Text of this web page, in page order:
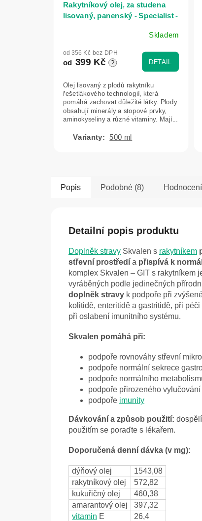
Rakytníkový olej, za studena
lisovaný, panenský - Specialist -
produktu
je
z
5
hvězdiček.
Skladem
od 356 Kč bez DPH
od 399 Kč ? DETAIL
Olej lisovaný z plodů rakytníku
řešetlákového technologií, která
pomáhá zachovat důležité látky. Plody
obsahují minerály a stopové prvky,
aminokyseliny a různé vitaminy. Mají...
500 ml
Popis Podobné (8) Hodnocení
Detailní popis produktu
Doplněk stravy Skvalen s rakytníkem
střevní prostředí a přispívá k
komplex Skvalen – GIT s rakytníkem
vyráběných podle jedinečných
doplněk stravy k podpoře při
kolitidě, enteritidě a gastritidě, při
při oslabení imunitního systému.
Skvalen pomáhá při:
podpoře rovnováhy střevní
podpoře normální sekrece
podpoře normálního
podpoře přirozeného
podpoře imunity
Dávkování a způsob použití:
použitím se poraďte s lékařem.
Doporučená denní dávka (v mg):
dýňový olej
1543,08
rakytníkový olej
572,82
kukuřičný olej
460,38
amarantový olej
397,32
vitamin E 26,4